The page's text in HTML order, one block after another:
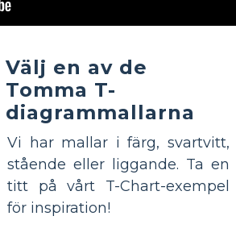
Välj en av de
Tomma T-
diagrammallarna
Vi har mallar i färg, svartvitt,
stående eller liggande. Ta en
titt på vårt T-Chart-exempel
för inspiration!